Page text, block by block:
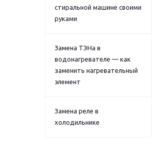
стиральной машине своими
руками
Замена ТЭНа в
водонагревателе — как
заменить нагревательный
элемент
Замена реле в
холодильнике